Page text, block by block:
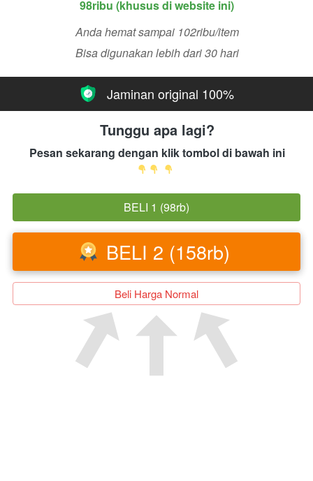
98ribu (khusus di website ini)
Anda hemat sampai 102ribu/item
Bisa digunakan lebih dari 30 hari
Jaminan original 100%
Tunggu apa lagi?
Pesan sekarang dengan klik tombol di bawah ini
`BELI 1 (98rb)
` BELI 2 (158rb)
`Beli Harga Normal